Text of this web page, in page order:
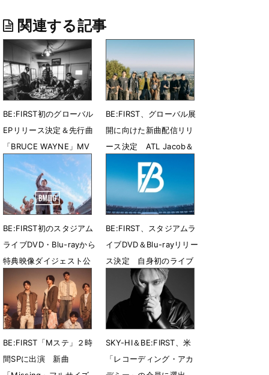
関連する記事
BE:FIRST初のグローバル
EPリリース決定＆先行曲
「BRUCE WAYNE」MV
7月31日 23時27分
BE:FIRST、グローバル展
開に向けた新曲配信リリ
ース決定 ATL Jacob＆
Flo Milliとコラボ
7月28日 08時00分
BE:FIRST初のスタジアム
ライブDVD・Blu-rayから
特典映像ダイジェスト公
7月26日 12時42分
BE:FIRST、スタジアムラ
イブDVD＆Blu-rayリリー
ス決定 自身初のライブ
音源CDも収録
7月21日 13時56分
BE:FIRST「Mステ」２時
間SPに出演 新曲
SKY-HI＆BE:FIRST、米
「レコーディング・アカ